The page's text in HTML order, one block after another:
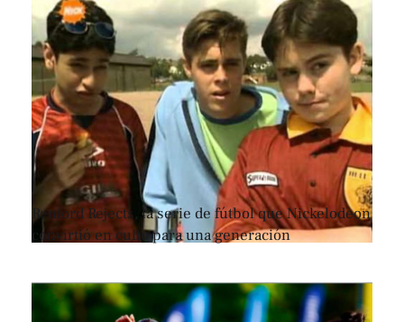
Renford Rejects, la serie de fútbol que Nickelodeon
convirtió en culto para una generación